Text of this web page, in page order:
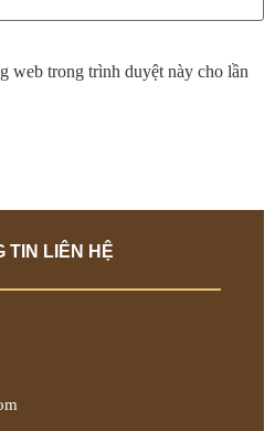
web trong trình duyệt này cho lần
TIN LIÊN HỆ